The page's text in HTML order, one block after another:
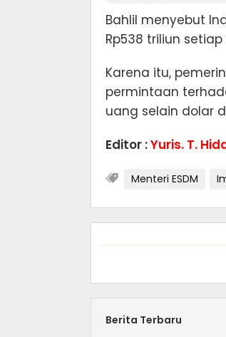
Bahlil menyebut
Rp538 triliun
Karena itu,
permintaan
uang selain dolar
Editor :Yuris. T.
Menteri ESDM
Berita Terbaru